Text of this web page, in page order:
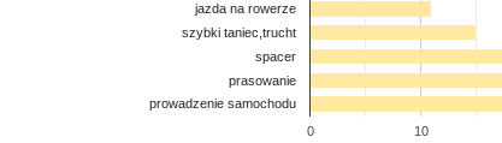
0 10
jazda na rowerze
szybki taniec,trucht
spacer
prasowanie
prowadzenie samochodu